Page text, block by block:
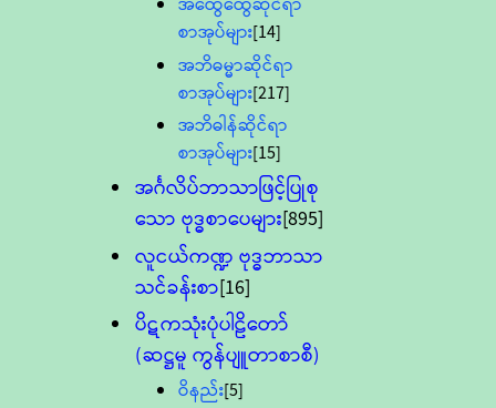
စာအုပ်များ[14]
အဘိဓမ္မာဆိုင်ရာ
စာအုပ်များ[217]
အဘိဓါန်ဆိုင်ရာ
စာအုပ်များ[15]
အင်္ဂလိပ်ဘာသာဖြင့်ပြုစု
သော ဗုဒ္ဓစာပေများ[895]
လူငယ်ကဏ္ဍ ဗုဒ္ဓဘာသာ
သင်ခန်းစာ[16]
ပိဋကသုံးပုံပါဠိတော်
(ဆဋ္ဌမူ ကွန်ပျူတာစာစီ)
ဝိနည်း[5]